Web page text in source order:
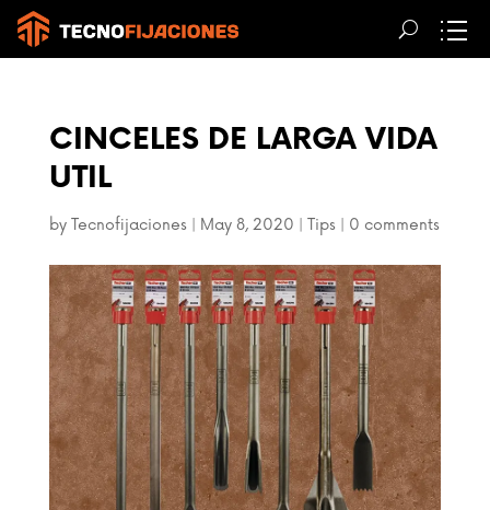
CINCELES DE LARGA VIDA
UTIL
by Tecnofijaciones May 8, 2020 Tips 0 comments